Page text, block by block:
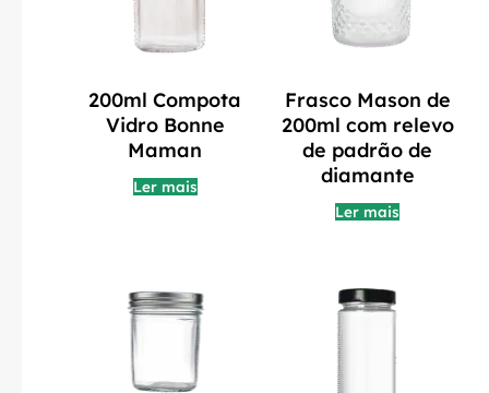
200ml Compota
Vidro Bonne
Maman
Ler mais
Frasco Mason de
200ml com relevo
de padrão de
diamante
Ler mais